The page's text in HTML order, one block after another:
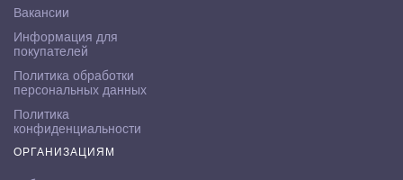
Вакансии
Информация для
покупателей
Политика обработки
персональных данных
Политика
конфиденциальности
ОРГАНИЗАЦИЯМ